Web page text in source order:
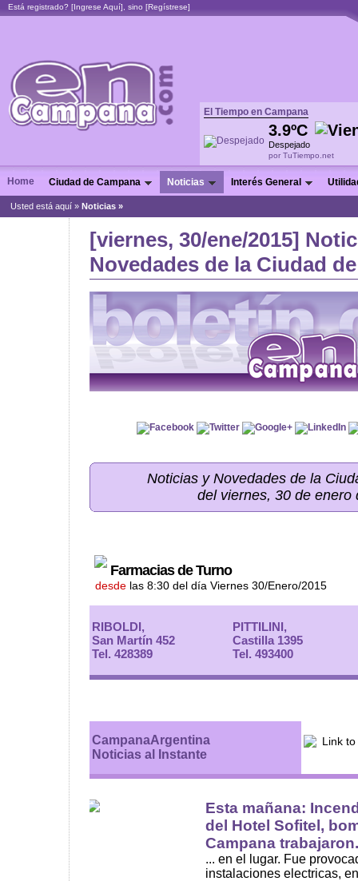
Está registrado? [Ingrese Aquí], sino [Regístrese]
El Tiempo en Campana
3.9ºC
Despejado
por TuTiempo.net
Home Ciudad de Campana Noticias Interés General
Usted está aquí » Noticias »
[viernes, 30/ene/2015]
Novedades de la Ciudad
Noticias y Novedades de la
del viernes, 30 de enero
Farmacias de Turno
desde las 8:30 del día Viernes 30/Enero/2015
RIBOLDI,
San Martín 452
Tel. 428389
PITTILINI,
Castilla 1395
Tel. 493400
CampanaArgentina
Noticias al Instante
Esta mañana:
del Hotel Sofitel,
Campana
... en el lugar. Fue
instalaciones electricas,